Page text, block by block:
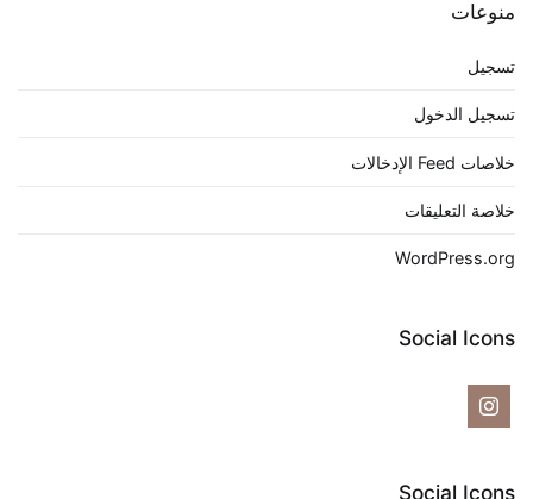
منوعات
تسجيل
تسجيل الدخول
خلاصات Feed الإدخالات
خلاصة التعليقات
WordPress.org
Social Icons
Social Icons